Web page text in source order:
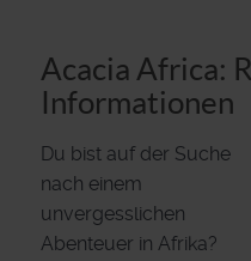
Acacia Africa:
Informationen
Du bist auf der Suche
nach einem
unvergesslichen
Abenteuer in Afrika?